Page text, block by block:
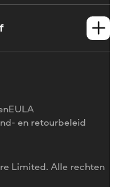
Limited. Alle rechten
EULA
en retourbeleid